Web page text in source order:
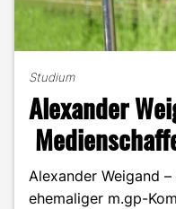
Studium
Alexander
Alexander Weigand
ehemaliger m.gp-